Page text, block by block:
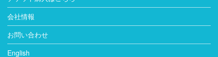
会社情報
お問い合わせ
English